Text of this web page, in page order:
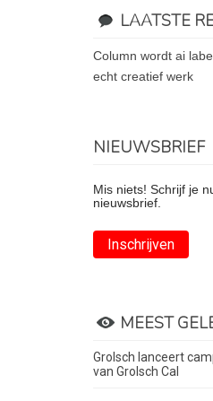
LAATSTE
column wordt ai labeling de comeback van
echt creatief werk
NIEUWSBRIEF
Mis niets! Schrijf je
nieuwsbrief.
Inschrijven
MEEST
Grolsch lanceert
van Grolsch Cal